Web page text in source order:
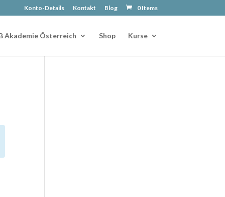
Konto-Details Kontakt Blog 0 Items
Akademie Österreich Shop Kurse